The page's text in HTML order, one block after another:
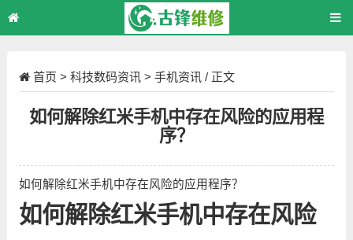
首页 > 科技数码资讯 > 手机资讯 / 正文
如何解除红米手机中存在风险的应用程
序？
如何解除红米手机中存在风险的应用程序？
如何解除红米手机中存在风险